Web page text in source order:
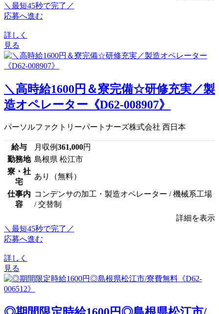
＼最短45秒で完了／
応募へ進む
詳しく
見る
＼高時給1600円＆寮完備☆研修充実／製
造オペレーター《D62-008907》
パーソルファクトリーパートナーズ株式会社 西日本
給与 月収例361,000円
勤務地 島根県 松江市
寮・社
宅
あり（無料）
仕事内
容
コンデンサの加工・製造オペレーター / 機械系工場
/ 交替制
詳細を表示
＼最短45秒で完了／
応募へ進む
詳しく
見る